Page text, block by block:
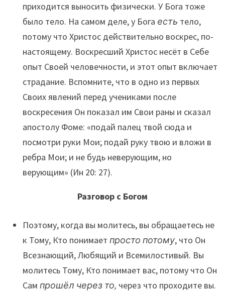
приходится выносить физически. У Бога тоже
было тело. На самом деле, у Бога есть тело,
потому что Христос действительно воскрес, по-
настоящему. Воскресший Христос несёт в Себе
опыт Своей человечности, и этот опыт включает
страдание. Вспомните, что в одно из первых
Своих явлений перед учениками после
воскресения Он показал им Свои раны и сказал
апостолу Фоме: «подай палец твой сюда и
посмотри руки Мои; подай руку твою и вложи в
ребра Мои; и не будь неверующим, но
верующим» (Ин 20: 27).
Разговор с Богом
Поэтому, когда вы молитесь, вы обращаетесь не
к Тому, Кто понимаетпросто потому, что Он
Всезнающий, Любящий и Всемилостивый. Вы
молитесь Тому, Кто понимает вас, потому что Он
Сампрошёл через то, через что проходите вы.